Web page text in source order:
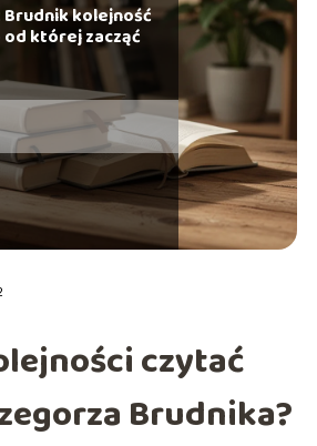
kolejność
od której zacząć
czytać
Brudnika?